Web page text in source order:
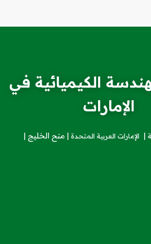
الكيميائية في
الإمارات
الإمارات العربية المتحدة منح الخليج